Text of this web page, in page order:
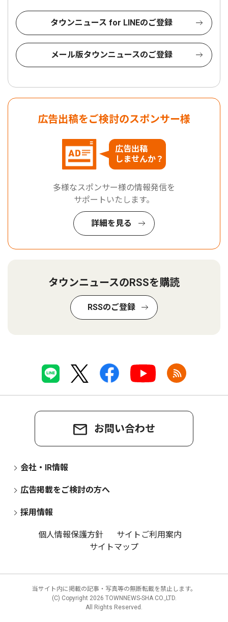
タウンニュース for LINEのご登録
メール版タウンニュースのご登録
広告出稿をご検討のスポンサー様
広告出稿
しませんか？
多様なスポンサー様の情報発信を
サポートいたします。
詳細を見る
タウンニュースのRSSを購読
RSSのご登録
お問い合わせ
会社・IR情報
広告掲載をご検討の方へ
採用情報
個人情報保護方針
サイトご利用案内
サイトマップ
当サイト内に掲載の記事・写真等の無断転載を禁止します。
(C) Copyright 2026 TOWNNEWS-SHA CO.,LTD.
All Rights Reserved.